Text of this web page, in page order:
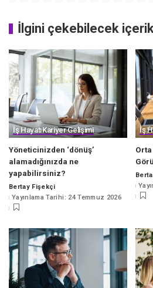
İlgini çekebilecek
İş HayatıKariyer Gelişimi
Yöneticinizden ‘dönüş’
alamadığınızda ne
yapabilirsiniz?
Posted
by
Bertay Fişekçi
Yayınlama Tarihi: 24 Temmuz 2026
İş
by